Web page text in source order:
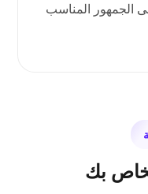
الجمهور المناسب
بك